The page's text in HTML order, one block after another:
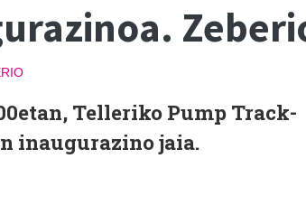
Telleriko Pump Track-
inaugurazino jaia.